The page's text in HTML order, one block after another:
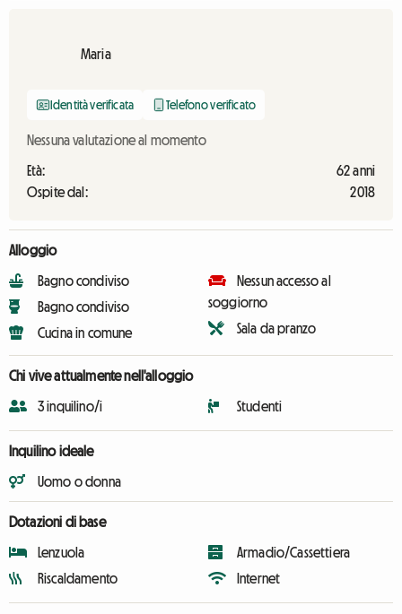
Maria
Identità verificata Telefono verificato
Nessuna valutazione al momento
Età:
62 anni
Ospite dal:
2018
Alloggio
Bagno condiviso
Bagno condiviso
Cucina in comune
Nessun accesso al
soggiorno
Sala da pranzo
Chi vive attualmente nell'alloggio
3 inquilino/i Studenti
Inquilino ideale
Uomo o donna
Dotazioni di base
Lenzuola
Riscaldamento
Armadio/Cassettiera
Internet